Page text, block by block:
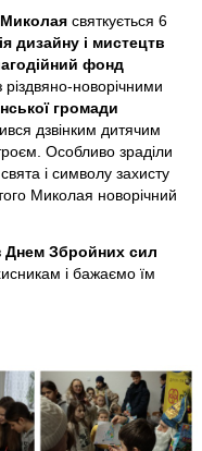
святкується 6
дизайну і мистецтв
фонд
різдвяно-новорічними
громади
дзвінким дитячим
Особливо зраділи
і символу захисту
Миколая новорічний
Днем Збройних сил
і бажаємо їм